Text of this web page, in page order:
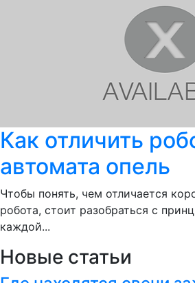
Как отличить
автомата опель
Чтобы понять, чем отличается
робота, стоит разобраться с
каждой...
Новые статьи